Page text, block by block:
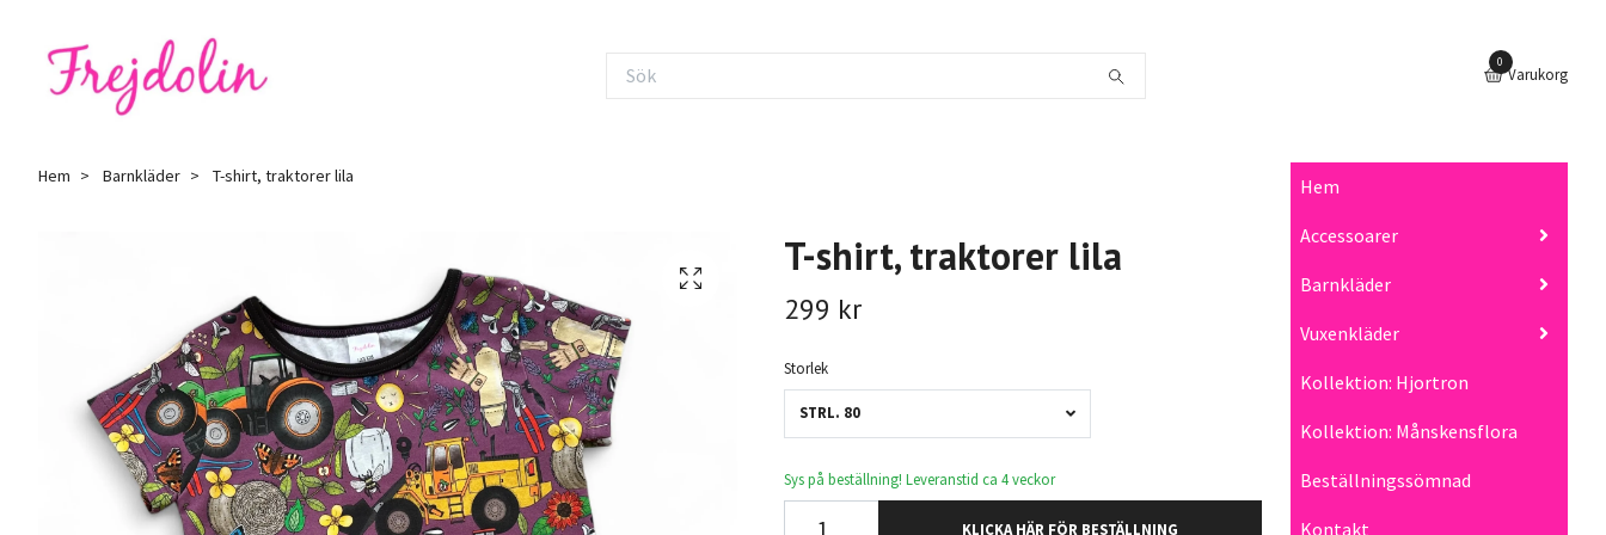
0
Varukorg
Hem
Accessoarer
Barnkläder
Vuxenkläder
Kollektion: Hjortron
Kollektion: Månskensflora
Beställningssömnad
Kontakt
Hem Barnkläder T-shirt, traktorer lila
T-shirt, traktorer lila
299 kr
Storlek
STRL. 80
Sys på beställning! Leveranstid ca 4 veckor
KLICKA HÄR FÖR BESTÄLLNING